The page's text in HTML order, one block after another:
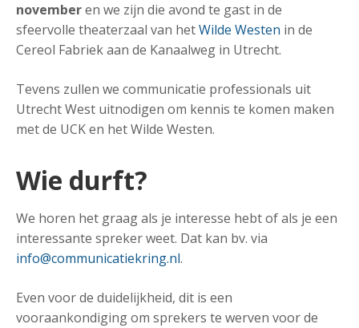
novemberen we zijn die avond te gast in de
sfeervolle theaterzaal van hetWilde Westen in de
Cereol Fabriek aan de Kanaalweg in Utrecht.
Tevens zullen we communicatie professionals uit
Utrecht West uitnodigen om kennis te komen maken
met de UCK en het Wilde Westen.
Wie durft?
We horen het graag als je interesse hebt of als je een
interessante spreker weet. Dat kan bv. via
info@communicatiekring.nl.
Even voor de duidelijkheid, dit is een
vooraankondiging om sprekers te werven voor de